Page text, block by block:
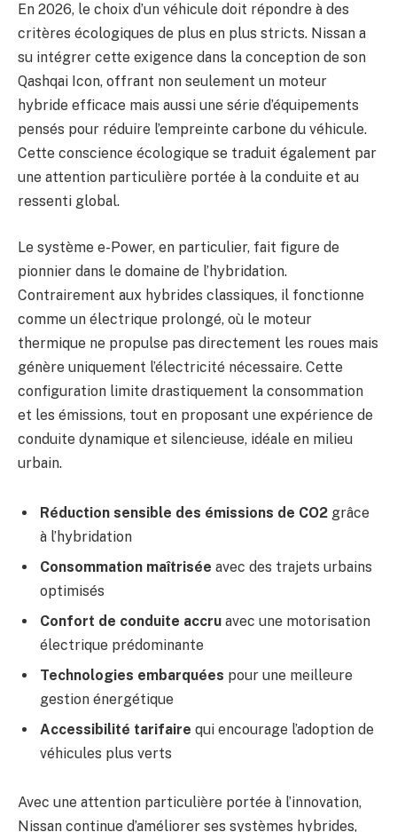
En 2026, le choix d’un véhicule doit répondre à des
critères écologiques de plus en plus stricts. Nissan a
su intégrer cette exigence dans la conception de son
Qashqai Icon, offrant non seulement un moteur
hybride efficace mais aussi une série d’équipements
pensés pour réduire l’empreinte carbone du véhicule.
Cette conscience écologique se traduit également par
une attention particulière portée à la conduite et au
ressenti global.
Le système e-Power, en particulier, fait figure de
pionnier dans le domaine de l’hybridation.
Contrairement aux hybrides classiques, il fonctionne
comme un électrique prolongé, où le moteur
thermique ne propulse pas directement les roues mais
génère uniquement l’électricité nécessaire. Cette
configuration limite drastiquement la consommation
et les émissions, tout en proposant une expérience de
conduite dynamique et silencieuse, idéale en milieu
urbain.
Réduction sensible des émissions de CO2 grâce
à l’hybridation
Consommation maîtrisée avec des trajets urbains
optimisés
Confort de conduite accru avec une motorisation
électrique prédominante
Technologies embarquées pour une meilleure
gestion énergétique
Accessibilité tarifaire qui encourage l’adoption de
véhicules plus verts
Avec une attention particulière portée à l’innovation,
Nissan continue d’améliorer ses systèmes hybrides,